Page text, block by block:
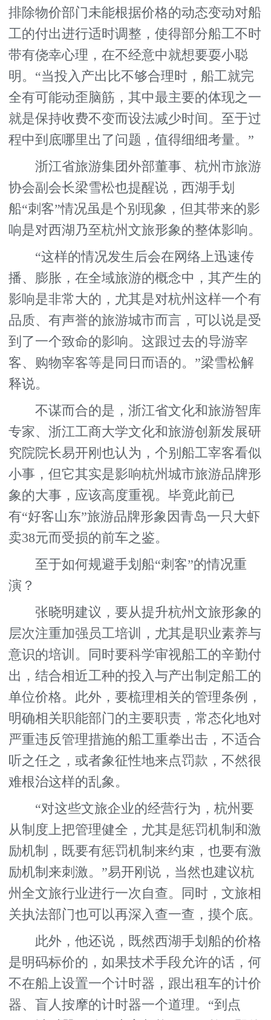
排除物价部门未能根据价格的动态变动对船
工的付出进行适时调整，使得部分船工不时
带有侥幸心理，在不经意中就想要耍小聪
明。“当投入产出比不够合理时，船工就完
全有可能动歪脑筋，其中最主要的体现之一
就是保持收费不变而设法减少时间。至于过
程中到底哪里出了问题，值得细细考量。”
浙江省旅游集团外部董事、杭州市旅游
协会副会长梁雪松也提醒说，西湖手划
船“刺客”情况虽是个别现象，但其带来的影
响是对西湖乃至杭州文旅形象的整体影响。
“这样的情况发生后会在网络上迅速传
播、膨胀，在全域旅游的概念中，其产生的
影响是非常大的，尤其是对杭州这样一个有
品质、有声誉的旅游城市而言，可以说是受
到了一个致命的影响。这跟过去的导游宰
客、购物宰客等是同日而语的。”梁雪松解
释说。
不谋而合的是，浙江省文化和旅游智库
专家、浙江工商大学文化和旅游创新发展研
究院院长易开刚也认为，个别船工宰客看似
小事，但它其实是影响杭州城市旅游品牌形
象的大事，应该高度重视。毕竟此前已
有“好客山东”旅游品牌形象因青岛一只大虾
卖38元而受损的前车之鉴。
至于如何规避手划船“刺客”的情况重
演？
张晓明建议，要从提升杭州文旅形象的
层次注重加强员工培训，尤其是职业素养与
意识的培训。同时要科学审视船工的辛勤付
出，结合相近工种的投入与产出制定船工的
单位价格。此外，要梳理相关的管理条例，
明确相关职能部门的主要职责，常态化地对
严重违反管理措施的船工重拳出击，不适合
听之任之，或者象征性地来点罚款，不然很
难根治这样的乱象。
“对这些文旅企业的经营行为，杭州要
从制度上把管理健全，尤其是惩罚机制和激
励机制，既要有惩罚机制来约束，也要有激
励机制来刺激。”易开刚说，当然也建议杭
州全文旅行业进行一次自查。同时，文旅相
关执法部门也可以再深入查一查，摸个底。
此外，他还说，既然西湖手划船的价格
是明码标价的，如果技术手段允许的话，何
不在船上设置一个计时器，跟出租车的计价
器、盲人按摩的计时器一个道理。“到点